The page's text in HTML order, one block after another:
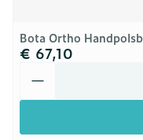
Bota Ortho
€ 67,10